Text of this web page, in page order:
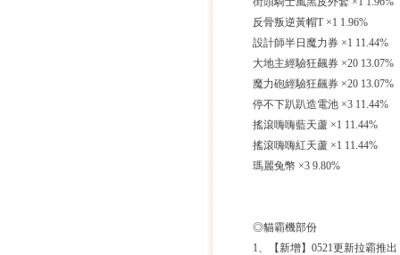
反骨叛逆黃帽T ×1 1.96%
設計師半日魔力券 ×1 11.44%
大地主經驗狂飆券 ×20 13.07%
魔力砲經驗狂飆券 ×20 13.07%
停不下趴趴造電池 ×3 11.44%
搖滾嗨嗨藍天蘆 ×1 11.44%
搖滾嗨嗨紅天蘆 ×1 11.44%
瑪麗兔幣 ×3 9.80%
◎貓霸機部份
1、【新增】0521更新拉霸推